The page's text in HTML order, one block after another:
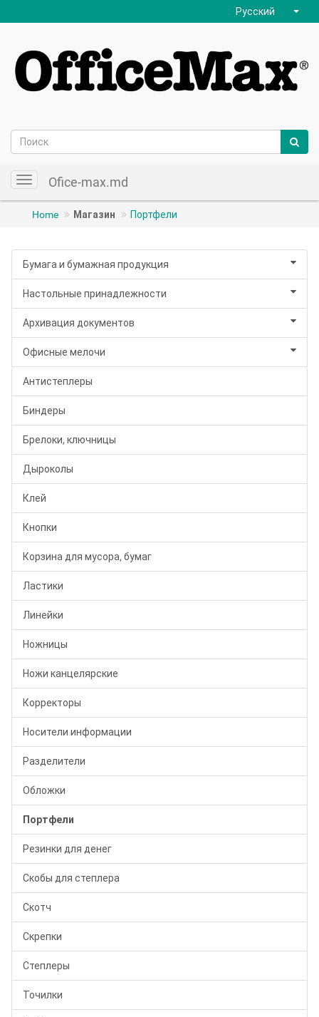
Русский
ToggleOfice-max.md
Home Магазин Портфели
Бумага и бумажная продукция
Настольные принадлежности
Архивация документов
Офисные мелочи
Антистеплеры
Биндеры
Брелоки, ключницы
Дыроколы
Клей
Кнопки
Корзина для мусора, бумаг
Ластики
Линейки
Ножницы
Ножи канцелярские
Корректоры
Носители информации
Разделители
Обложки
Портфели
Резинки для денег
Скобы для степлера
Скотч
Скрепки
Степлеры
Точилки